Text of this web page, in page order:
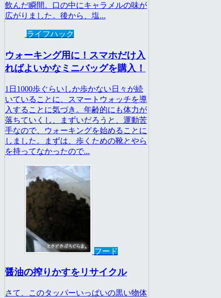
飲んだ瞬間。口の中にキャラメルの味が
広がりました。後から、塩...
ライフハック
ウォーキング用に！スマホだけ入
ればよいかなミニバッグを購入！
1日1000歩ぐらいしか歩かない日々が続
いていることに、スマートウォッチを導
入することに気づき。年齢的にも体力が
落ちていくし、まずいだろうと、運動苦
手なので、ウォーキングを始めることに
しました。まずは、歩くための靴とやら
を持ってなかったので...
フード
醤油の搾りかすをリサイクル
さて、このタッパーいっぱいの黒い物体